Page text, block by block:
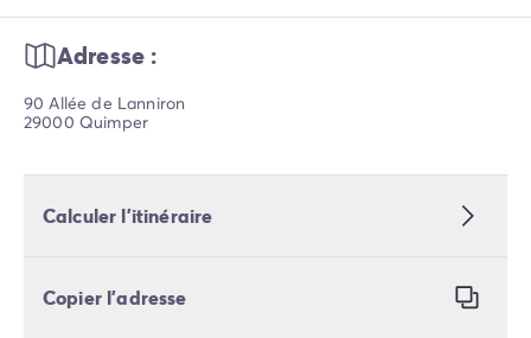
Adresse :
90 Allée de Lanniron
29000 Quimper
Calculer l’itinéraire
Copier l’adresse